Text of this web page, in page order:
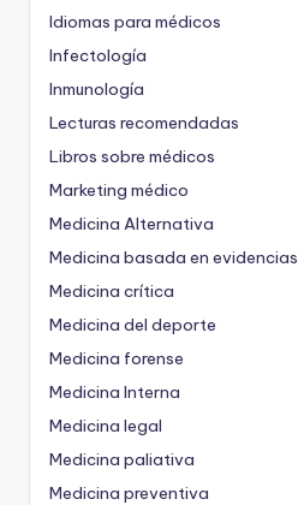
Idiomas para médicos
Infectología
Inmunología
Lecturas recomendadas
Libros sobre médicos
Marketing médico
Medicina Alternativa
Medicina basada en evidencias
Medicina crítica
Medicina del deporte
Medicina forense
Medicina Interna
Medicina legal
Medicina paliativa
Medicina preventiva